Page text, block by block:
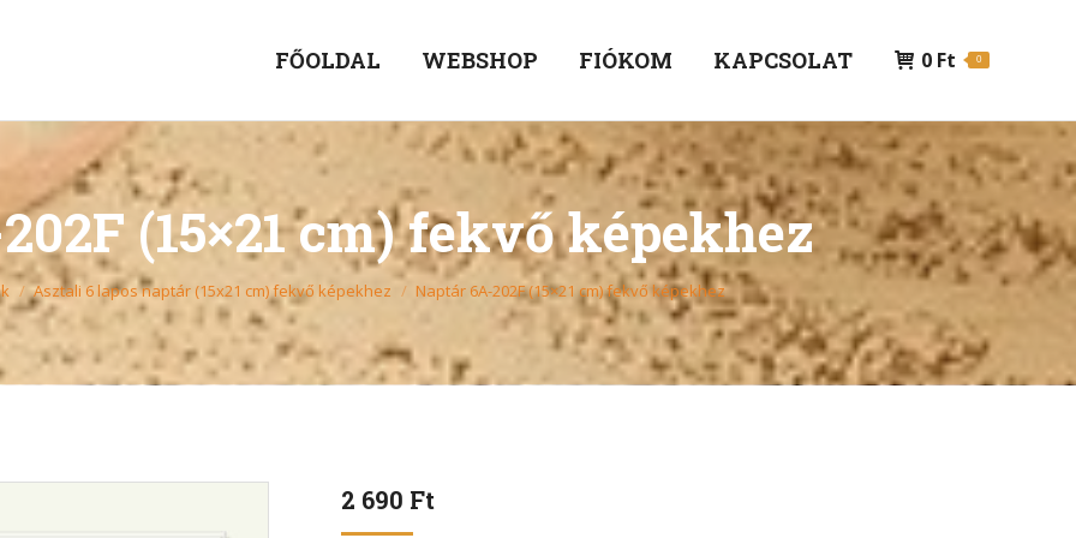
FŐOLDAL WEBSHOP FIÓKOM KAPCSOLAT 0 Ft 0
(15×21 cm) fekvő képekhez
Asztali 6 lapos naptár (15x21 cm) fekvő képekhez Naptár 6A-202F (15×21 cm) fekvő képekhez
2 690 Ft